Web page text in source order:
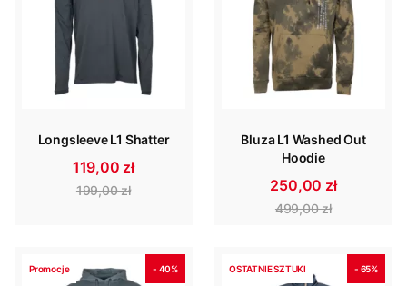
Longsleeve L1 Shatter
119,00 zł
199,00 zł
Bluza L1 Washed Out
Hoodie
250,00 zł
499,00 zł
Promocje - 40% OSTATNIE SZTUKI - 65%